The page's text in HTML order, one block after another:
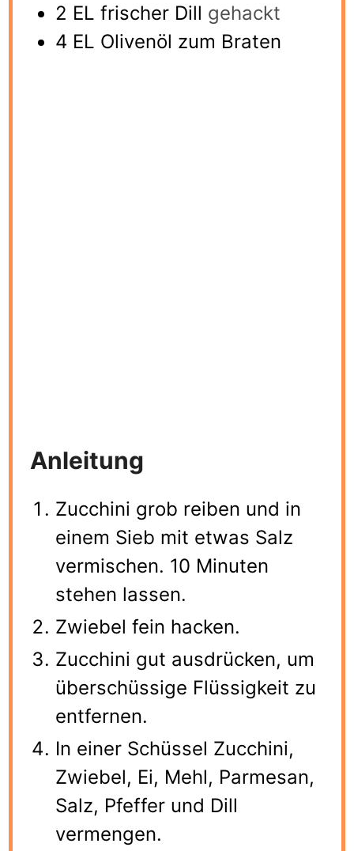
2 EL frischer Dill gehackt
4 EL Olivenöl zum Braten
Anleitung
Zucchini grob reiben und in
einem Sieb mit etwas Salz
vermischen. 10 Minuten
stehen lassen.
Zwiebel fein hacken.
Zucchini gut ausdrücken, um
überschüssige Flüssigkeit zu
entfernen.
In einer Schüssel Zucchini,
Zwiebel, Ei, Mehl, Parmesan,
Salz, Pfeffer und Dill
vermengen.